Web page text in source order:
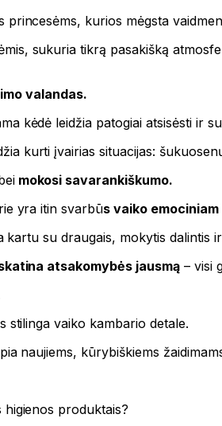
kurios mėgsta
sukuria tikrą pasakišką
valandas.
kėdė leidžia patogiai atsisėsti ir
kurti įvairias situacijas:
mokosi savarankiškumo.
yra itin svarbūs vaiko
kartu su draugais, mokytis dalintis
atsakomybės jausmą – visi
stilinga vaiko kambario detale.
naujiems, kūrybiškiems
produktais?